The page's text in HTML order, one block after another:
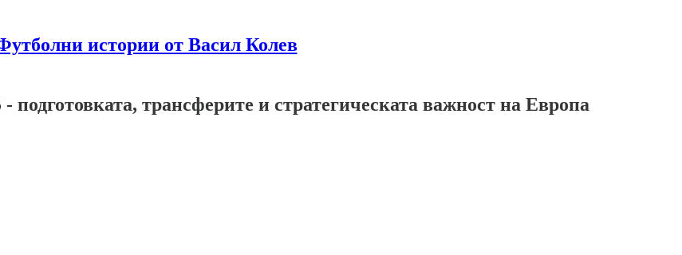
истории от Васил Колев
подготовката, трансферите и стратегическата важност на Европа